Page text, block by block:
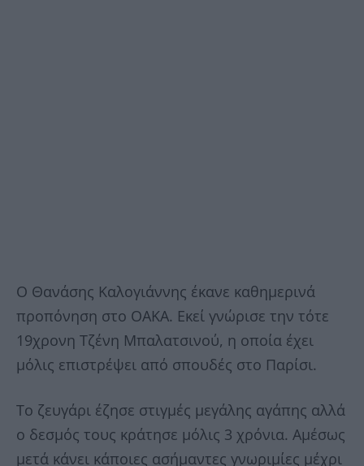
Ο Θανάσης Καλογιάννης έκανε καθημερινά
προπόνηση στο ΟΑΚΑ. Εκεί γνώρισε την τότε
19χρονη Τζένη Μπαλατσινού, η οποία έχει
μόλις επιστρέψει από σπουδές στο Παρίσι.
Το ζευγάρι έζησε στιγμές μεγάλης αγάπης αλλά
ο δεσμός τους κράτησε μόλις 3 χρόνια. Αμέσως
μετά κάνει κάποιες ασήμαντες γνωριμίες μέχρι